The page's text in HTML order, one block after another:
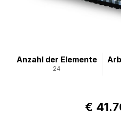
Anzahl der Elemente
24
€